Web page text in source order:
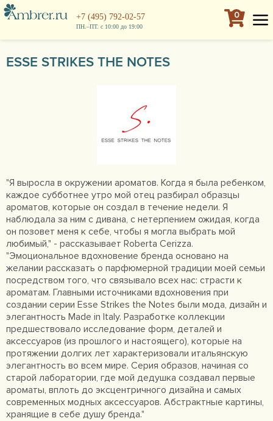
+7 (495) 792-02-57
ПН.–ПТ. с 10:00 до 19:00
0
ESSE STRIKES THE NOTES
"Я выросла в окружении ароматов. Когда я была ребенком,
каждое субботнее утро мой отец разбирал образцы
ароматов, которые он создал в течение недели. Я
наблюдала за ним с дивана, с нетерпением ожидая, когда
он позовет меня к себе, чтобы я могла выбрать мой
любимый," - рассказывает Roberta Cerizza.
"Эмоциональное вдохновение бренда основано на
желании рассказать о парфюмерной традиции моей семьи
посредством того, что связывало всех нас: страсти к
ароматам. Главными источниками вдохновения при
создании серии Esse Strikes the Notes были мода, дизайн и
элегантность Made in Italy. Разработке коллекции
предшествовало исследование форм, деталей и
аксессуаров (из прошлого и настоящего), которые на
протяжении долгих лет характеризовали итальянскую
элегантность во всем мире. Серия образов, начиная со
старой лаборатории, где мой дедушка создавал первые
ароматы, вплоть до эксцентричного дизайна и самых
современных модных аксессуаров. Абстрактные картины,
хранящие в себе душу бренда."